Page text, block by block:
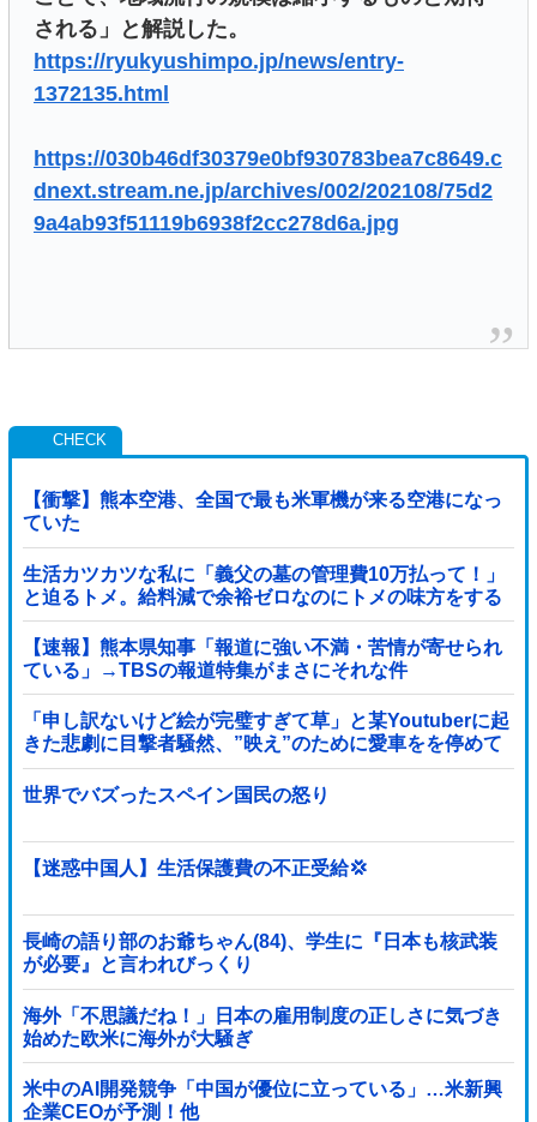
される」と解説した。
https://ryukyushimpo.jp/news/entry-
1372135.html
https://030b46df30379e0bf930783bea7c8649.c
dnext.stream.ne.jp/archives/002/202108/75d2
9a4ab93f51119b6938f2cc278d6a.jpg
【衝撃】熊本空港、全国で最も米軍機が来る空港になっ
ていた
生活カツカツな私に「義父の墓の管理費10万払って！」
と迫るトメ。給料減で余裕ゼロなのにトメの味方をする
旦那にブチギレ寸前←自分で管理できないなら墓じまい
してくれ
【速報】熊本県知事「報道に強い不満・苦情が寄せられ
ている」→TBSの報道特集がまさにそれな件
「申し訳ないけど絵が完璧すぎて草」と某Youtuberに起
きた悲劇に目撃者騒然、”映え”のために愛車をを停めて
撮影していたら……
世界でバズったスペイン国民の怒り
【迷惑中国人】生活保護費の不正受給💢
長崎の語り部のお爺ちゃん(84)、学生に『日本も核武装
が必要』と言われびっくり
海外「不思議だね！」日本の雇用制度の正しさに気づき
始めた欧米に海外が大騒ぎ
米中のAI開発競争「中国が優位に立っている」…米新興
企業CEOが予測！他